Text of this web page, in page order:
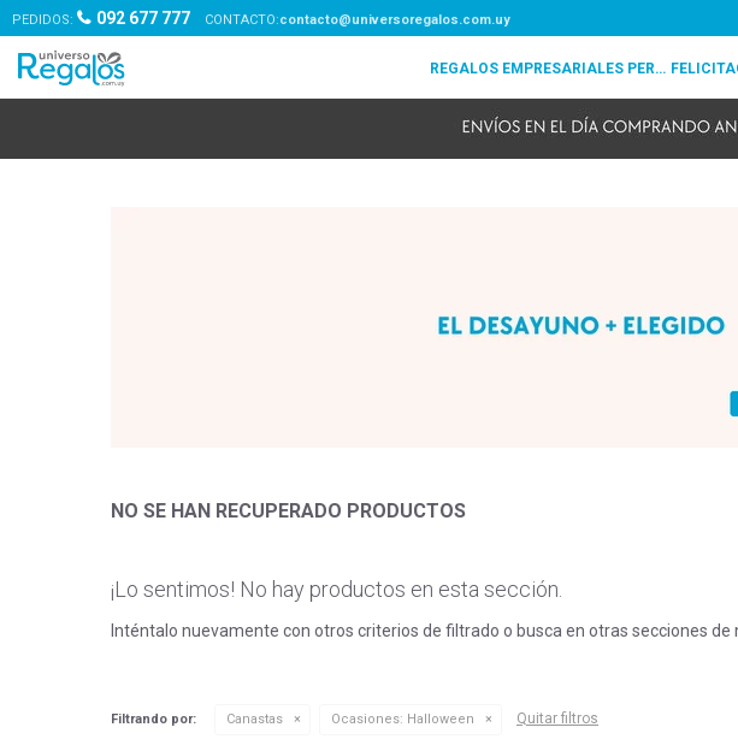
REGALOS EMPRESARIALES PERSONALIZADOS
PEDIDOS: 092 677 777 contacto@universoregalos.com.uy
NO SE HAN RECUPERADO PRODUCTOS
¡Lo sentimos! No hay productos en esta sección.
Inténtalo nuevamente con otros criterios de filtrado o busca en otras secciones de
Filtrando por: Canastas Ocasiones: Halloween Quitar filtros